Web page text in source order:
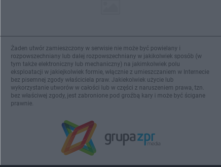
Żaden utwór zamieszczony w serwisie nie może być powielany i
rozpowszechniany lub dalej rozpowszechniany w jakikolwiek sposób (w
tym także elektroniczny lub mechaniczny) na jakimkolwiek polu
eksploatacji w jakiejkolwiek formie, włącznie z umieszczaniem w Internecie
bez pisemnej zgody właściciela praw. Jakiekolwiek użycie lub
wykorzystanie utworów w całości lub w części z naruszeniem prawa, tzn.
bez właściwej zgody, jest zabronione pod groźbą kary i może być ścigane
prawnie.